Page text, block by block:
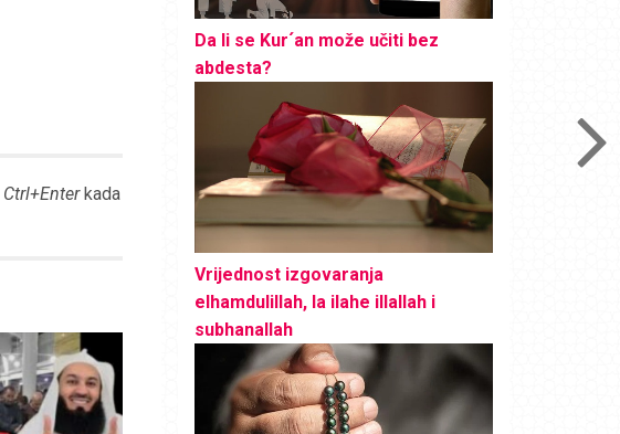
Ctrl+Enterkada
Da li se Kur´an može učiti bez
abdesta?
Vrijednost izgovaranja
elhamdulillah, la ilahe illallah i
subhanallah